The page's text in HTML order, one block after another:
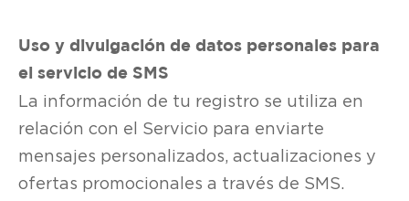
Uso y divulgación de datos personales para
el servicio de SMS
La información de tu registro se utiliza en
relación con el Servicio para enviarte
mensajes personalizados, actualizaciones y
ofertas promocionales a través de SMS.